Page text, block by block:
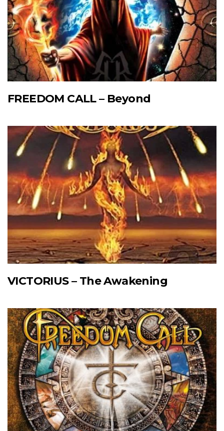
FREEDOM CALL – Beyond
VICTORIUS – The Awakening